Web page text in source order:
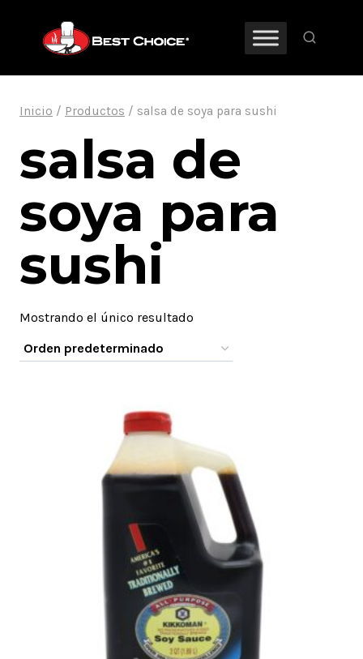
contenido
Inicio / Productos / salsa de soya para sushi
salsa de
soya para
sushi
Mostrando el único resultado